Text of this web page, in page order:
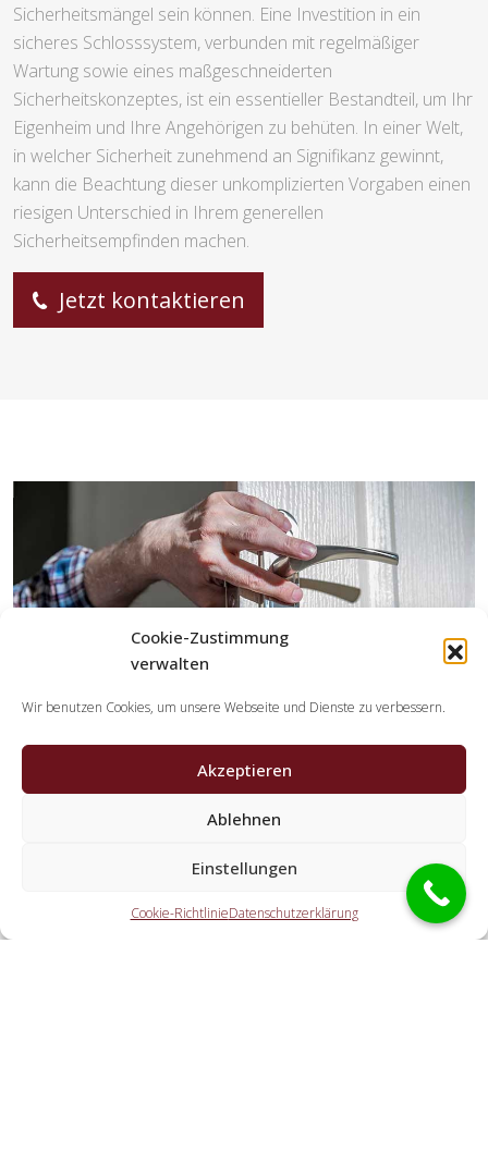
Cookie-Zustimmung
verwalten
Wir benutzen Cookies, um unsere Webseite und Dienste zu verbessern.
Akzeptieren
Ablehnen
Einstellungen
Cookie-RichtlinieDatenschutzerklärung
Sicherheitsmängel sein können. Eine Investition in ein
sicheres Schlosssystem, verbunden mit regelmäßiger
Wartung sowie eines maßgeschneiderten
Sicherheitskonzeptes, ist ein essentieller Bestandteil, um Ihr
Eigenheim und Ihre Angehörigen zu behüten. In einer Welt,
in welcher Sicherheit zunehmend an Signifikanz gewinnt,
kann die Beachtung dieser unkomplizierten Vorgaben einen
riesigen Unterschied in Ihrem generellen
Sicherheitsempfinden machen.
Jetzt kontaktieren
Welche Aufgaben übernehmen die
Die Partner erledigen sämtliche Leistungen, die Sie von